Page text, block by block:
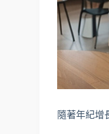
隨著年紀